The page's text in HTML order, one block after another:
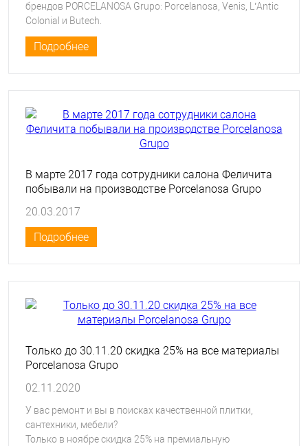
брендов PORCELANOSA Grupo: Porcelanosa, Venis, L’Antic
Colonial и Butech.
Подробнее
В марте 2017 года сотрудники салона Феличита
побывали на производстве Porcelanosa Grupo
20.03.2017
Подробнее
Только до 30.11.20 скидка 25% на все материалы
Porcelanosa Grupo
02.11.2020
У вас ремонт и вы в поисках качественной плитки,
сантехники, мебели?
Только в ноябре скидка 25% на премиальную